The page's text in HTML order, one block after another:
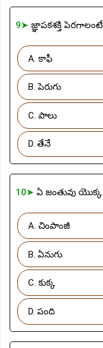
9➤ జ్ఞాపకశక్తి
A. కాఫీ
B. పెరుగు
C. పాలు
D. తేనే
10➤ ఏ జంతువు యొక్క
A. చింపాంజీ
B. ఏనుగు
C. కుక్క
D. పంది